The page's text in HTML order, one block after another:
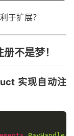
于扩展？
不是梦！
实现自动注